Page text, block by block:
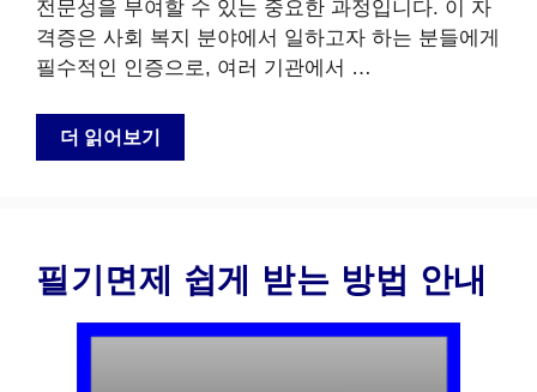
전문성을 부여할 수 있는 중요한 과정입니다. 이 자
격증은 사회 복지 분야에서 일하고자 하는 분들에게
필수적인 인증으로, 여러 기관에서 …
더 읽어보기
필기면제 쉽게 받는 방법 안내